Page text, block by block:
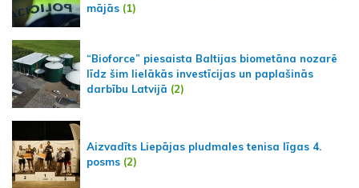
mājās (1)
“Bioforce” piesaista Baltijas biometāna nozarē
līdz šim lielākās investīcijas un paplašinās
darbību Latvijā (2)
Aizvadīts Liepājas pludmales tenisa līgas 4.
posms (2)